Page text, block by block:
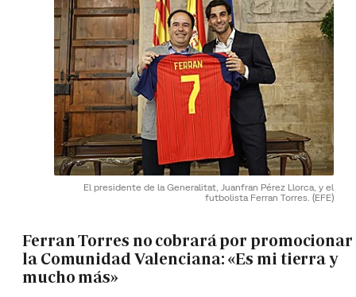
El presidente de la Generalitat, Juanfran Pérez Llorca, y el
futbolista Ferran Torres. (EFE)
Ferran Torres no cobrará por promocionar
la Comunidad Valenciana: «Es mi tierra y
mucho más»